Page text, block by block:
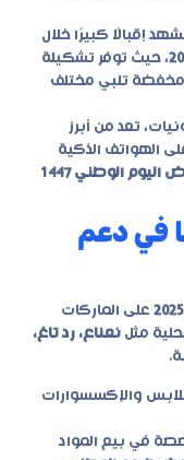
إقبالًا كبيرًا خلال
، حيث توفر تشكيلة
مخفضة تلبي مختلف
تعد من أبرز
الهواتف الذكية
اليوم الوطني 1447
في دعم
على الماركات
مثل نعناع، رد تاغ،
والإكسسوارات
في بيع المواد